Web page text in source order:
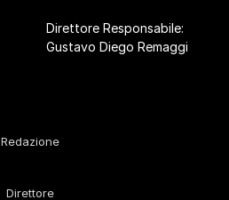
Direttore Responsabile:
Gustavo Diego Remaggi
Redazione
Direttore